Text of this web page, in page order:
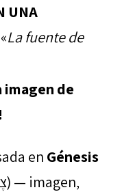
UNA
La fuente de
imagen de
en Génesis